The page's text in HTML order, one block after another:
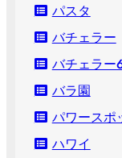
パスタ
バチェラー
バチェラー
バラ園
パワースポ
ハワイ